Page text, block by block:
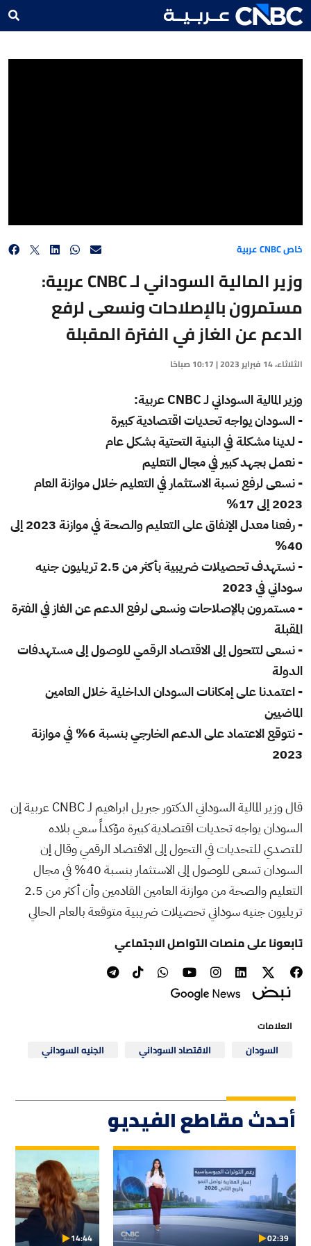
خاص CNBC عربية
وزير المالية السوداني لـ CNBC عربية:
مستمرون بالإصلاحات ونسعى لرفع
الدعم عن الغاز في الفترة المقبلة
الثلاثاء، 14 فبراير 2023 | 10:17 صباحًا
وزير المالية السوداني لـ CNBC عربية:
- السودان يواجه تحديات اقتصادية كبيرة
- لدينا مشكلة في البنية التحتية بشكل عام
- نعمل بجهد كبير في مجال التعليم
- نسعى لرفع نسبة الاستثمار في التعليم خلال موازنة العام
2023 إلى 17%
- رفعنا معدل الإنفاق على التعليم والصحة في موازنة 2023 إلى
40%
- نستهدف تحصيلات ضريبية بأكثر من 2.5 تريليون جنيه
سوداني في 2023
- مستمرون بالإصلاحات ونسعى لرفع الدعم عن الغاز في الفترة
المقبلة
- نسعى لتتحول إلى الاقتصاد الرقمي للوصول إلى مستهدفات
الدولة
- اعتمدنا على إمكانات السودان الداخلية خلال العامين
الماضيين
- نتوقع الاعتماد على الدعم الخارجي بنسبة 6% في موازنة
2023
قال وزير المالية السوداني الدكتور جبريل ابراهيم لـ CNBC عربية إن
السودان يواجه تحديات اقتصادية كبيرة مؤكداً سعي بلاده
للتصدي للتحديات في التحول إلى الاقتصاد الرقمي وقال إن
السودان تسعى للوصول إلى الاستثمار بنسبة 40% في مجال
التعليم والصحة من موازنة العامين القادمين وأن أكثر من 2.5
تريليون جنيه سوداني تحصيلات ضريبية متوقعة بالعام الحالي
تابعونا على منصات التواصل الاجتماعي
العلامات
السودان
الاقتصاد السوداني الجنيه السوداني
أحدث مقاطع الفيديو
02:39
14:44